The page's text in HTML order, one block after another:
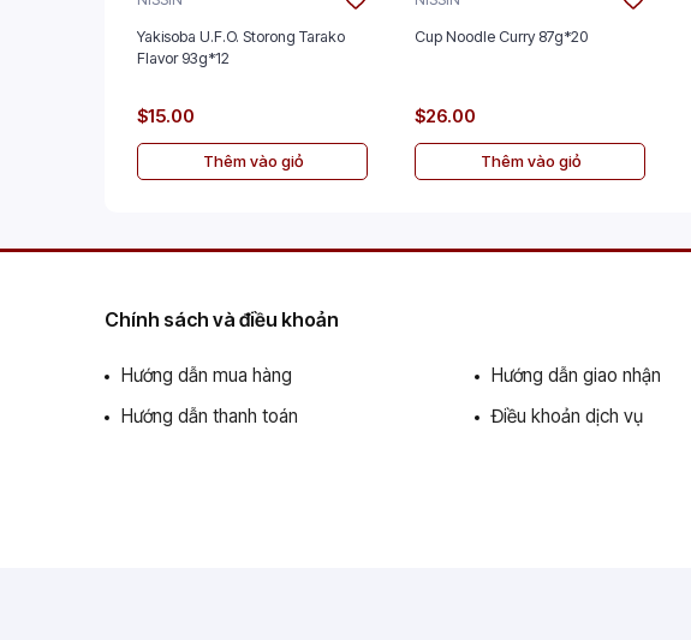
Yakisoba U.F.O. Storong Tarako
Flavor 93g*12
$15.00
Thêm vào giỏ
Cup Noodle Curry 87g*20
$26.00
Thêm vào giỏ
Chính sách và điều khoản
Hướng dẫn mua hàng
Hướng dẫn thanh toán
Hướng dẫn giao nhận
Điều khoản dịch vụ